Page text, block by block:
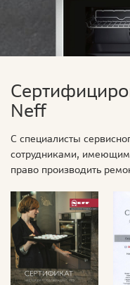
Neff
С специалисты
сотрудниками,
право производить